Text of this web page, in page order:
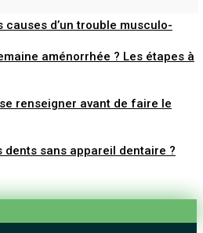
causes d’un trouble musculo-
aménorrhée ? Les étapes à
renseigner avant de faire le
dents sans appareil dentaire ?